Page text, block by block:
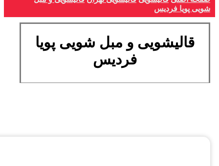
شویی پویا فردیس
قالیشویی و مبل شویی پویا
فردیس